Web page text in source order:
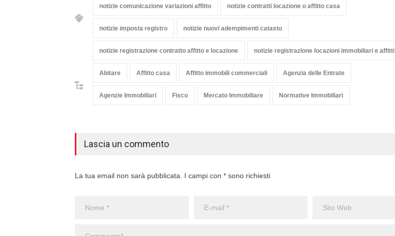
notizie comunicazione variazioni affitto notizie contratti locazione o affitto casa
notizie imposta registro notizie nuovi adempimenti catasto
notizie registrazione contratto affitto e locazione notizie registrazione locazioni immobiliari e affitti
Abitare Affitto casa Affitto immobili commerciali Agenzia delle Entrate
Agenzie Immobiliari Fisco Mercato Immobiliare Normative Immobiliari
Lascia un commento
La tua email non sarà pubblicata. I campi con * sono richiesti